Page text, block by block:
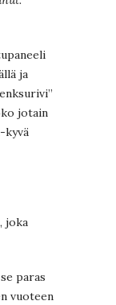
ja
jotain
kyvä
, joka
paras
vuoteen